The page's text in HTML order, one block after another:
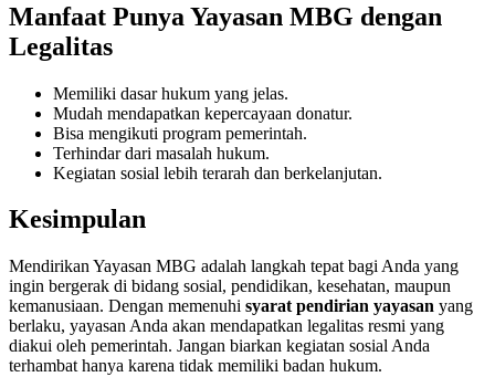
Manfaat Punya Yayasan MBG dengan
Legalitas
Memiliki dasar hukum yang jelas.
Mudah mendapatkan kepercayaan donatur.
Bisa mengikuti program pemerintah.
Terhindar dari masalah hukum.
Kegiatan sosial lebih terarah dan berkelanjutan.
Kesimpulan
Mendirikan Yayasan MBG adalah langkah tepat bagi Anda yang
ingin bergerak di bidang sosial, pendidikan, kesehatan, maupun
kemanusiaan. Dengan memenuhi syarat pendirian yayasan yang
berlaku, yayasan Anda akan mendapatkan legalitas resmi yang
diakui oleh pemerintah. Jangan biarkan kegiatan sosial Anda
terhambat hanya karena tidak memiliki badan hukum.